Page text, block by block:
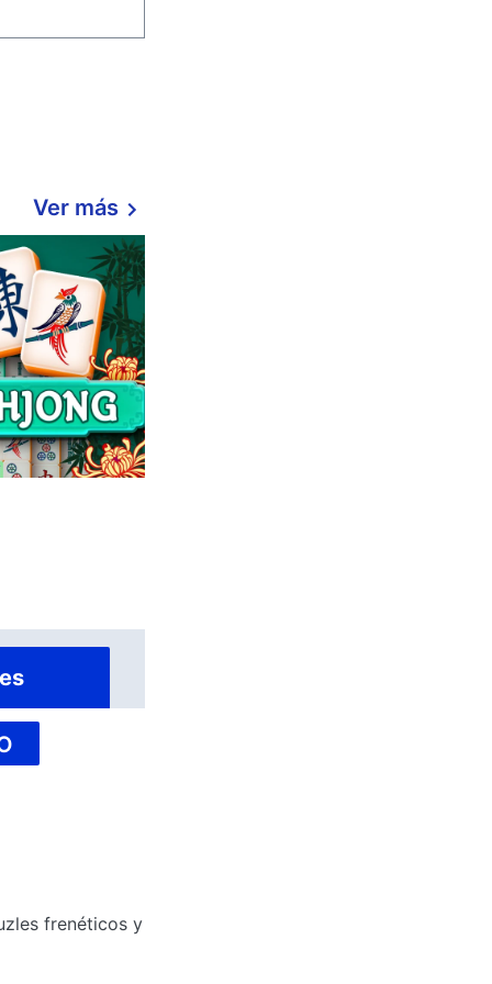
Ver más
frenéticos y